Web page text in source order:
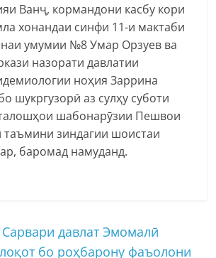
Ванҷ, кормандони касбу кори
хонандаи синфи 11-и мактаби
умумии №8 Умар Орзуев ва
назорати давлатии
ноҳия Заррина
шукргузорӣ аз сулҳу суботи
шабонарӯзии Пешвои
таъмини зиндагии шоистаи
баромад намуданд.
давлат Эмомалӣ
бо роҳбарону фаъолони